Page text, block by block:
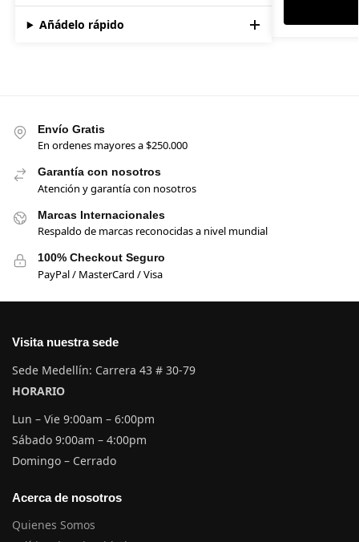
Añádelo rápido
Envío Gratis
En ordenes mayores a $250.000
Garantía con nosotros
Atención y garantía con nosotros
Marcas Internacionales
Respaldo de marcas reconocidas a nivel mundial
100% Checkout Seguro
PayPal / MasterCard / Visa
Visita nuestra sede
Sede Medellín: Carrera 43 # 30-79
HORARIO
Lun – Vie 9:00am – 6:00pm
Sábado 9:00am – 4:00pm
Domingo – Cerrado
Acerca de nosotros
Quienes Somos